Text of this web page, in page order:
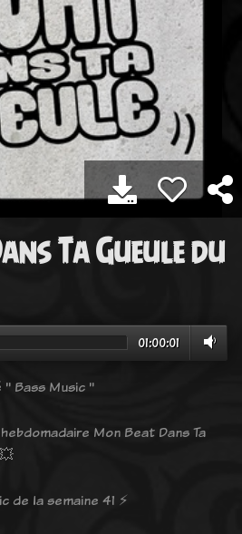
Ta Gueule du
01:00:01
Bass Music "
Mon Beat Dans Ta
de la semaine 41 ⚡️